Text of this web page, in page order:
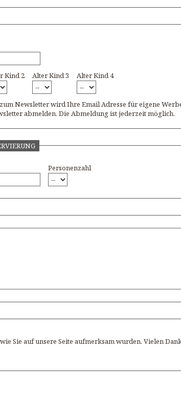
Kind 2 Alter Kind 3 Alter Kind 4
Newsletter wird Ihre Email Adresse für eigene
abmelden. Die Abmeldung ist jederzeit möglich.
Personenzahl
Sie auf unsere Seite aufmerksam wurden. Vielen